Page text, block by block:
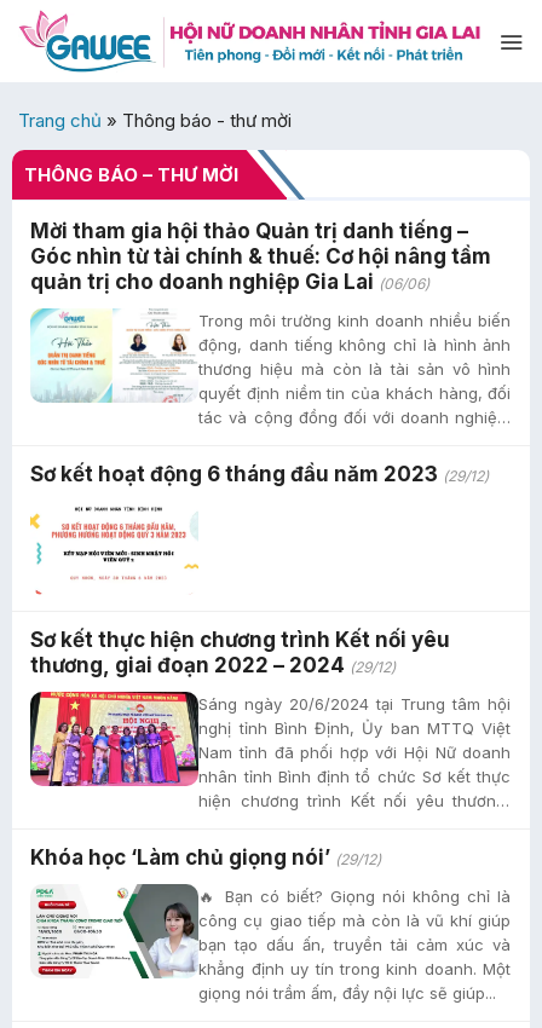
qua
Trang chủ » Thông báo - thư mời
THÔNG BÁO – THƯ MỜI
Mời tham gia hội thảo Quản trị danh tiếng –
Góc nhìn từ tài chính & thuế: Cơ hội nâng tầm
quản trị cho doanh nghiệp Gia Lai (06/06)
Trong môi trường kinh doanh nhiều biến
động, danh tiếng không chỉ là hình ảnh
thương hiệu mà còn là tài sản vô hình
quyết định niềm tin của khách hàng, đối
tác và cộng đồng đối với doanh nghiệp.
Sơ kết hoạt động 6 tháng đầu năm 2023 (29/12)
Sơ kết thực hiện chương trình Kết nối yêu
thương, giai đoạn 2022 – 2024 (29/12)
Sáng ngày 20/6/2024 tại Trung tâm hội
nghị tỉnh Bình Định, Ủy ban MTTQ Việt
Nam tỉnh đã phối hợp với Hội Nữ doanh
nhân tỉnh Bình định tổ chức Sơ kết thực
hiện chương trình Kết nối yêu thương,
Khóa học ‘Làm chủ giọng nói’ (29/12)
🔥 Bạn có biết? Giọng nói không chỉ là
công cụ giao tiếp mà còn là vũ khí giúp
bạn tạo dấu ấn, truyền tải cảm xúc và
khẳng định uy tín trong kinh doanh. Một
giọng nói trầm ấm, đầy nội lực sẽ giúp...